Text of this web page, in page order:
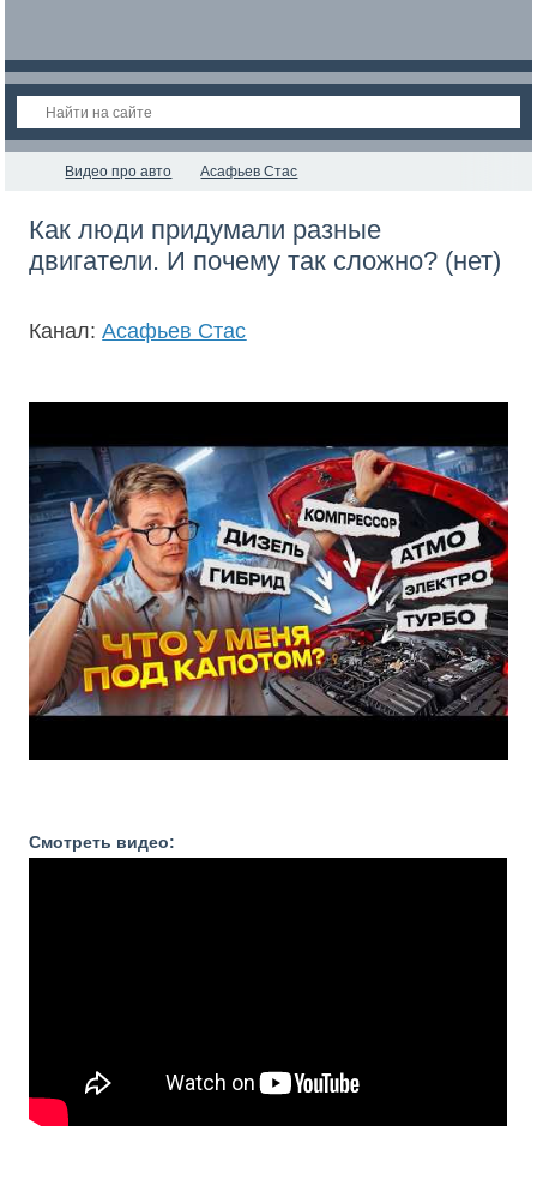
Видео про авто Асафьев Стас
Как люди придумали разные
двигатели. И почему так сложно? (нет)
Канал:Асафьев Стас
Смотреть видео: